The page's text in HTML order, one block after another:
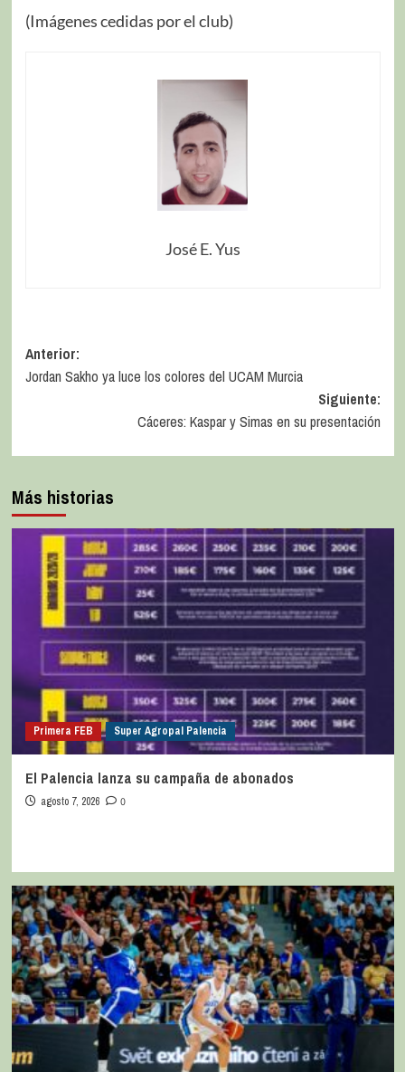
(Imágenes cedidas por el club)
José E. Yus
Anterior:
Jordan Sakho ya luce los colores del UCAM Murcia
Siguiente:
Cáceres: Kaspar y Simas en su presentación
Más historias
Primera FEB Super Agropal Palencia
El Palencia lanza su campaña de abonados
agosto 7, 2026 0